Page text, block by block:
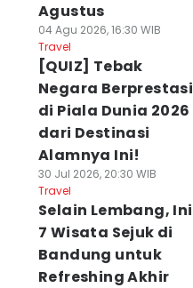
Agustus
04 Agu 2026, 16:30 WIB
Travel
[QUIZ] Tebak
Negara Berprestasi
di Piala Dunia 2026
dari Destinasi
Alamnya Ini!
30 Jul 2026, 20:30 WIB
Travel
Selain Lembang, Ini
7 Wisata Sejuk di
Bandung untuk
Refreshing Akhir